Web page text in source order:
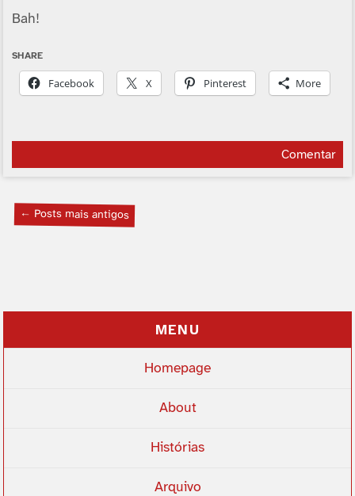
Bah!
SHARE
Facebook X Pinterest More
Comentar
← Posts mais antigos
MENU
Homepage
About
Histórias
Arquivo